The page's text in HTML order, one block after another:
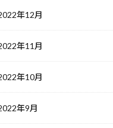
年12月
年11月
年10月
年9月